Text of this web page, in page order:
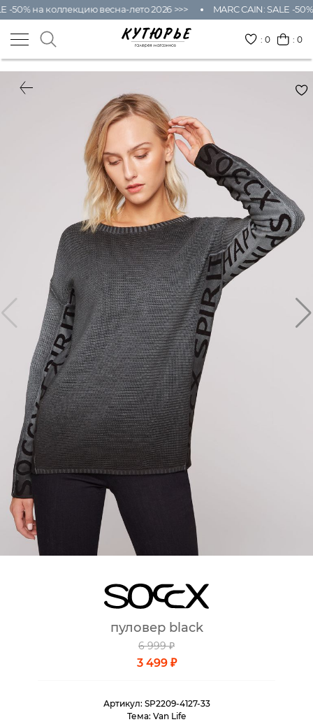
-50% на коллекцию весна-лето 2026 >>> MARC CAIN: SALE -
:0 : 0
пуловер black
6 999 ₽
3 499 ₽
Артикул: SP2209-4127-33
Тема: Van Life